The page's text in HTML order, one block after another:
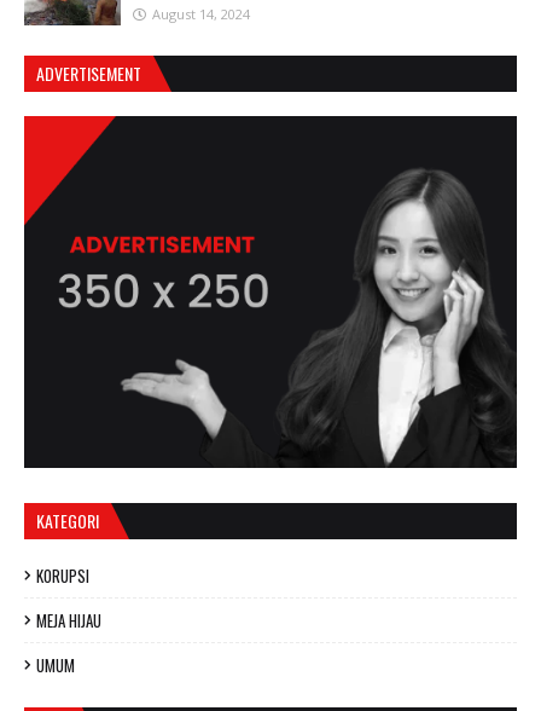
August 14, 2024
ADVERTISEMENT
KATEGORI
KORUPSI
MEJA HIJAU
UMUM